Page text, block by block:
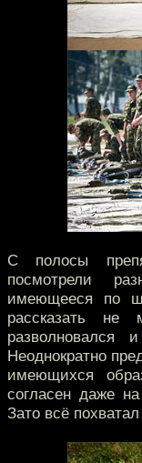
С полосы
посмотрели
имеющееся по
рассказать
разволновался
Неоднократно
имеющихся
согласен даже
Зато всё